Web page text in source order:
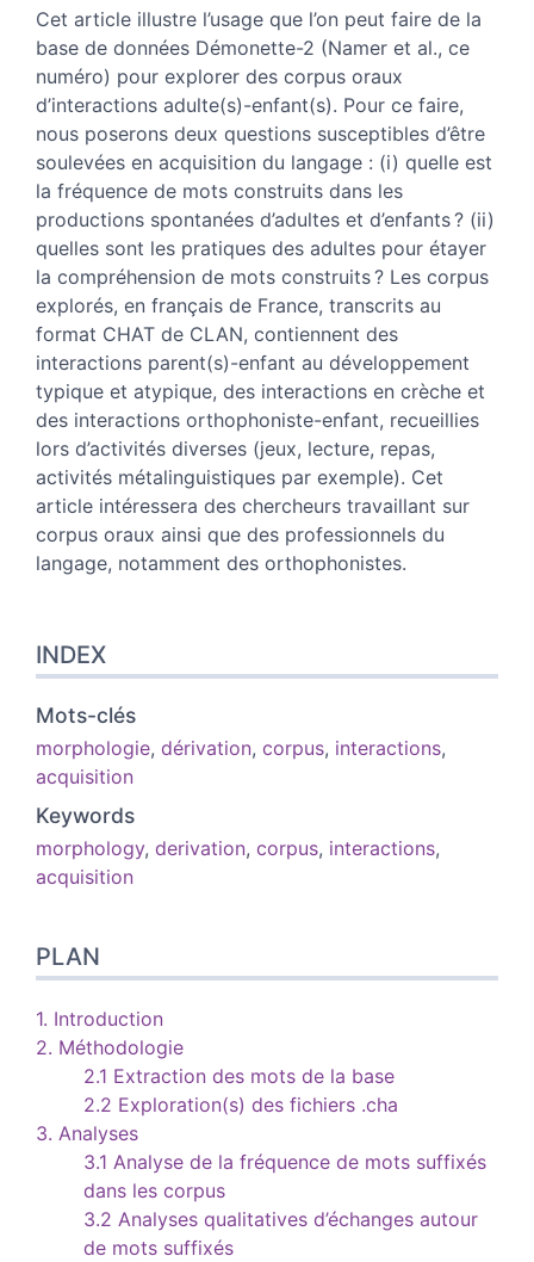
Texte
Bibliographie
Notes
Illustrations
Citer cet article
Auteurs
Cet article illustre l’usage que l’on peut faire de la
base de données Démonette-2 (Namer et al., ce
numéro) pour explorer des corpus oraux
d’interactions adulte(s)-enfant(s). Pour ce faire,
nous poserons deux questions susceptibles d’être
soulevées en acquisition du langage : (i) quelle est
la fréquence de mots construits dans les
productions spontanées d’adultes et d’enfants ? (ii)
quelles sont les pratiques des adultes pour étayer
la compréhension de mots construits ? Les corpus
explorés, en français de France, transcrits au
format CHAT de CLAN, contiennent des
interactions parent(s)-enfant au développement
typique et atypique, des interactions en crèche et
des interactions orthophoniste-enfant, recueillies
lors d’activités diverses (jeux, lecture, repas,
activités métalinguistiques par exemple). Cet
article intéressera des chercheurs travaillant sur
corpus oraux ainsi que des professionnels du
langage, notamment des orthophonistes.
INDEX
Mots-clés
morphologie, dérivation, corpus, interactions,
acquisition
Keywords
morphology, derivation, corpus, interactions,
acquisition
PLAN
1. Introduction
2. Méthodologie
2.1 Extraction des mots de la base
2.2 Exploration(s) des fichiers .cha
3. Analyses
3.1 Analyse de la fréquence de mots suffixés
dans les corpus
3.2 Analyses qualitatives d’échanges autour
de mots suffixés